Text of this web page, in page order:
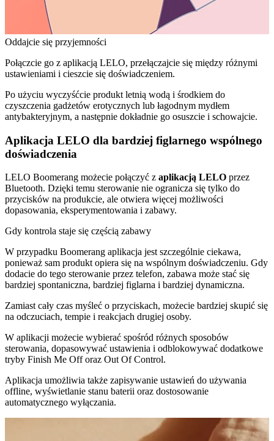
Oddajcie się przyjemności
Połączcie go z aplikacją LELO, przełączajcie się między różnymi
ustawieniami i cieszcie się doświadczeniem.
Po użyciu wyczyśćcie produkt letnią wodą i środkiem do
czyszczenia gadżetów erotycznych lub łagodnym mydłem
antybakteryjnym, a następnie dokładnie go osuszcie i schowajcie.
Aplikacja LELO dla bardziej figlarnego wspólnego
doświadczenia
LELO Boomerang możecie połączyć z aplikacją LELO przez
Bluetooth. Dzięki temu sterowanie nie ogranicza się tylko do
przycisków na produkcie, ale otwiera więcej możliwości
dopasowania, eksperymentowania i zabawy.
Gdy kontrola staje się częścią zabawy
W przypadku Boomerang aplikacja jest szczególnie ciekawa,
ponieważ sam produkt opiera się na wspólnym doświadczeniu. Gdy
dodacie do tego sterowanie przez telefon, zabawa może stać się
bardziej spontaniczna, bardziej figlarna i bardziej dynamiczna.
Zamiast cały czas myśleć o przyciskach, możecie bardziej skupić się
na odczuciach, tempie i reakcjach drugiej osoby.
W aplikacji możecie wybierać spośród różnych sposobów
sterowania, dopasowywać ustawienia i odblokowywać dodatkowe
tryby Finish Me Offoraz Out Of Control.
Aplikacja umożliwia także zapisywanie ustawień do używania
offline, wyświetlanie stanu baterii oraz dostosowanie
automatycznego wyłączania.